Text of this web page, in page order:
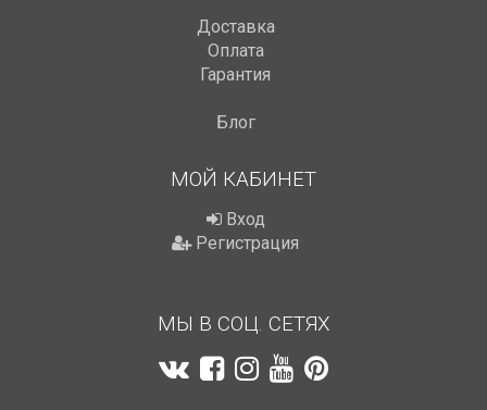
Доставка
Оплата
Гарантия
Блог
МОЙ КАБИНЕТ
Вход
Регистрация
МЫ В СОЦ. СЕТЯХ